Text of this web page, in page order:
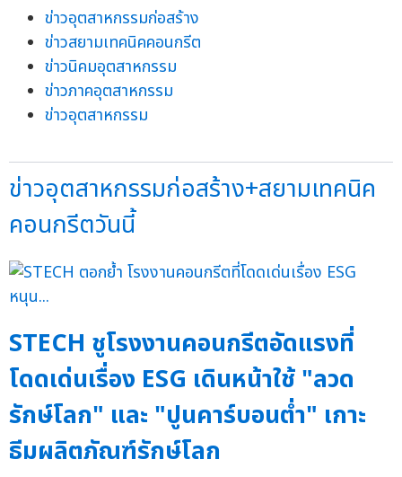
ข่าวอุตสาหกรรมก่อสร้าง
ข่าวสยามเทคนิคคอนกรีต
ข่าวนิคมอุตสาหกรรม
ข่าวภาคอุตสาหกรรม
ข่าวอุตสาหกรรม
ข่าวอุตสาหกรรมก่อสร้าง+สยามเทคนิค
คอนกรีตวันนี้
STECH ชูโรงงานคอนกรีตอัดแรงที่
โดดเด่นเรื่อง ESG เดินหน้าใช้ "ลวด
รักษ์โลก" และ "ปูนคาร์บอนต่ำ" เกาะ
ธีมผลิตภัณฑ์รักษ์โลก